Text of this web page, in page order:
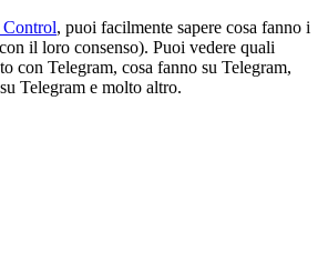
, puoi facilmente sapere cosa fanno i
il loro consenso). Puoi vedere quali
con Telegram, cosa fanno su Telegram,
Telegram e molto altro.